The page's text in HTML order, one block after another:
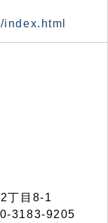
2丁目 8-1
3183-9205